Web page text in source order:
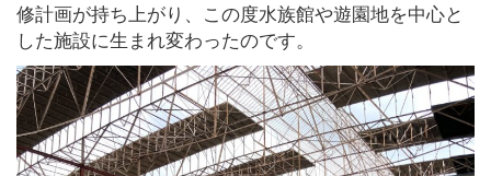
修計画が持ち上がり、この度水族館や遊園地を中心と
した施設に生まれ変わったのです。